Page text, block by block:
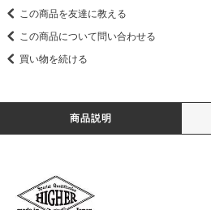
この商品を友達に教える
この商品について問い合わせる
買い物を続ける
商品説明